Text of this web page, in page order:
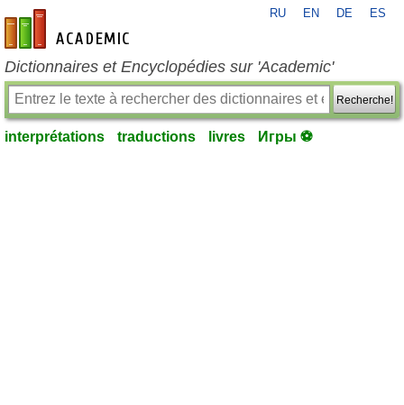
fr-academic.com
RU EN DE ES
Dictionnaires et Encyclopédies sur 'Academic'
Recherche!
interprétations traductions livres Игры ⚽